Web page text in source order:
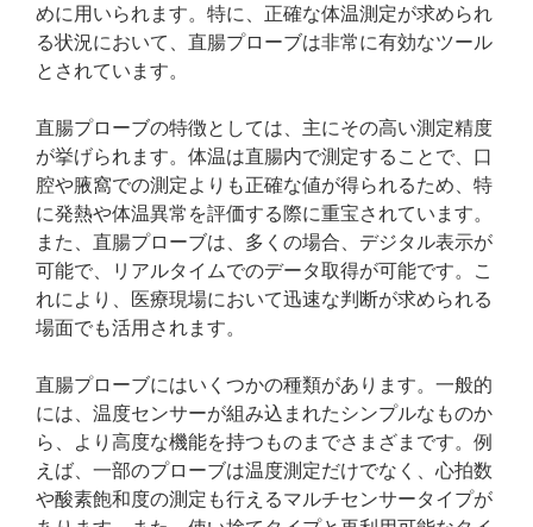
めに用いられます。特に、正確な体温測定が求められ
る状況において、直腸プローブは非常に有効なツール
とされています。
直腸プローブの特徴としては、主にその高い測定精度
が挙げられます。体温は直腸内で測定することで、口
腔や腋窩での測定よりも正確な値が得られるため、特
に発熱や体温異常を評価する際に重宝されています。
また、直腸プローブは、多くの場合、デジタル表示が
可能で、リアルタイムでのデータ取得が可能です。こ
れにより、医療現場において迅速な判断が求められる
場面でも活用されます。
直腸プローブにはいくつかの種類があります。一般的
には、温度センサーが組み込まれたシンプルなものか
ら、より高度な機能を持つものまでさまざまです。例
えば、一部のプローブは温度測定だけでなく、心拍数
や酸素飽和度の測定も行えるマルチセンサータイプが